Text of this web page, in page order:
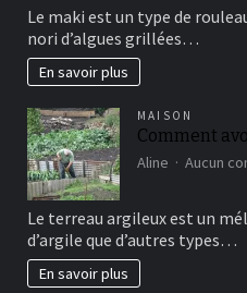
Le maki est un type de
nori d’algues grillées…
En savoir plus
MAISON
Comment
Aline Aucun
Le terreau argileux est un
d’argile que d’autres types…
En savoir plus